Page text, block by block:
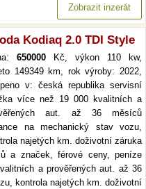
Zobrazit inzerát
Kodiaq 2.0 TDI Style
650000 Kč, výkon 110 kw,
149349 km, rok výroby: 2022,
v: česká republika servisní
více než 19 000 kvalitních a
aut. až 36 měsíců
na mechanický stav vozu,
najetých km. doživotní záruka
a značek, férové ceny, peníze
a prověřených aut. až 36
kontrola najetých km. doživotní